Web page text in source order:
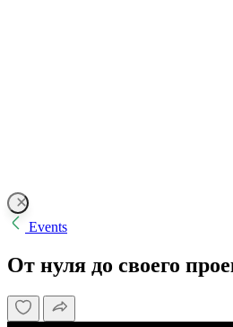
Events
От нуля до своего